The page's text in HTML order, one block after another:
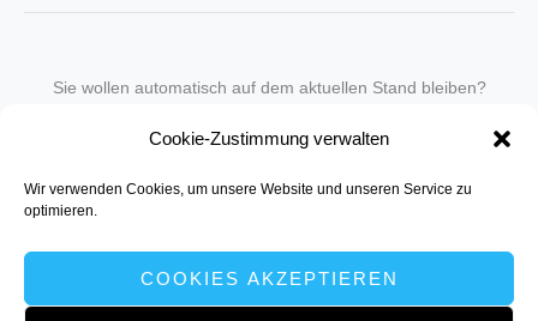
Cookie-Zustimmung verwalten
Wir verwenden Cookies, um unsere Website und unseren Service zu
optimieren.
COOKIES AKZEPTIEREN
Sie wollen automatisch auf dem aktuellen Stand bleiben?
in unseren Newsletter-Service auf.
Senden Sie für ein Angebot einfach eine